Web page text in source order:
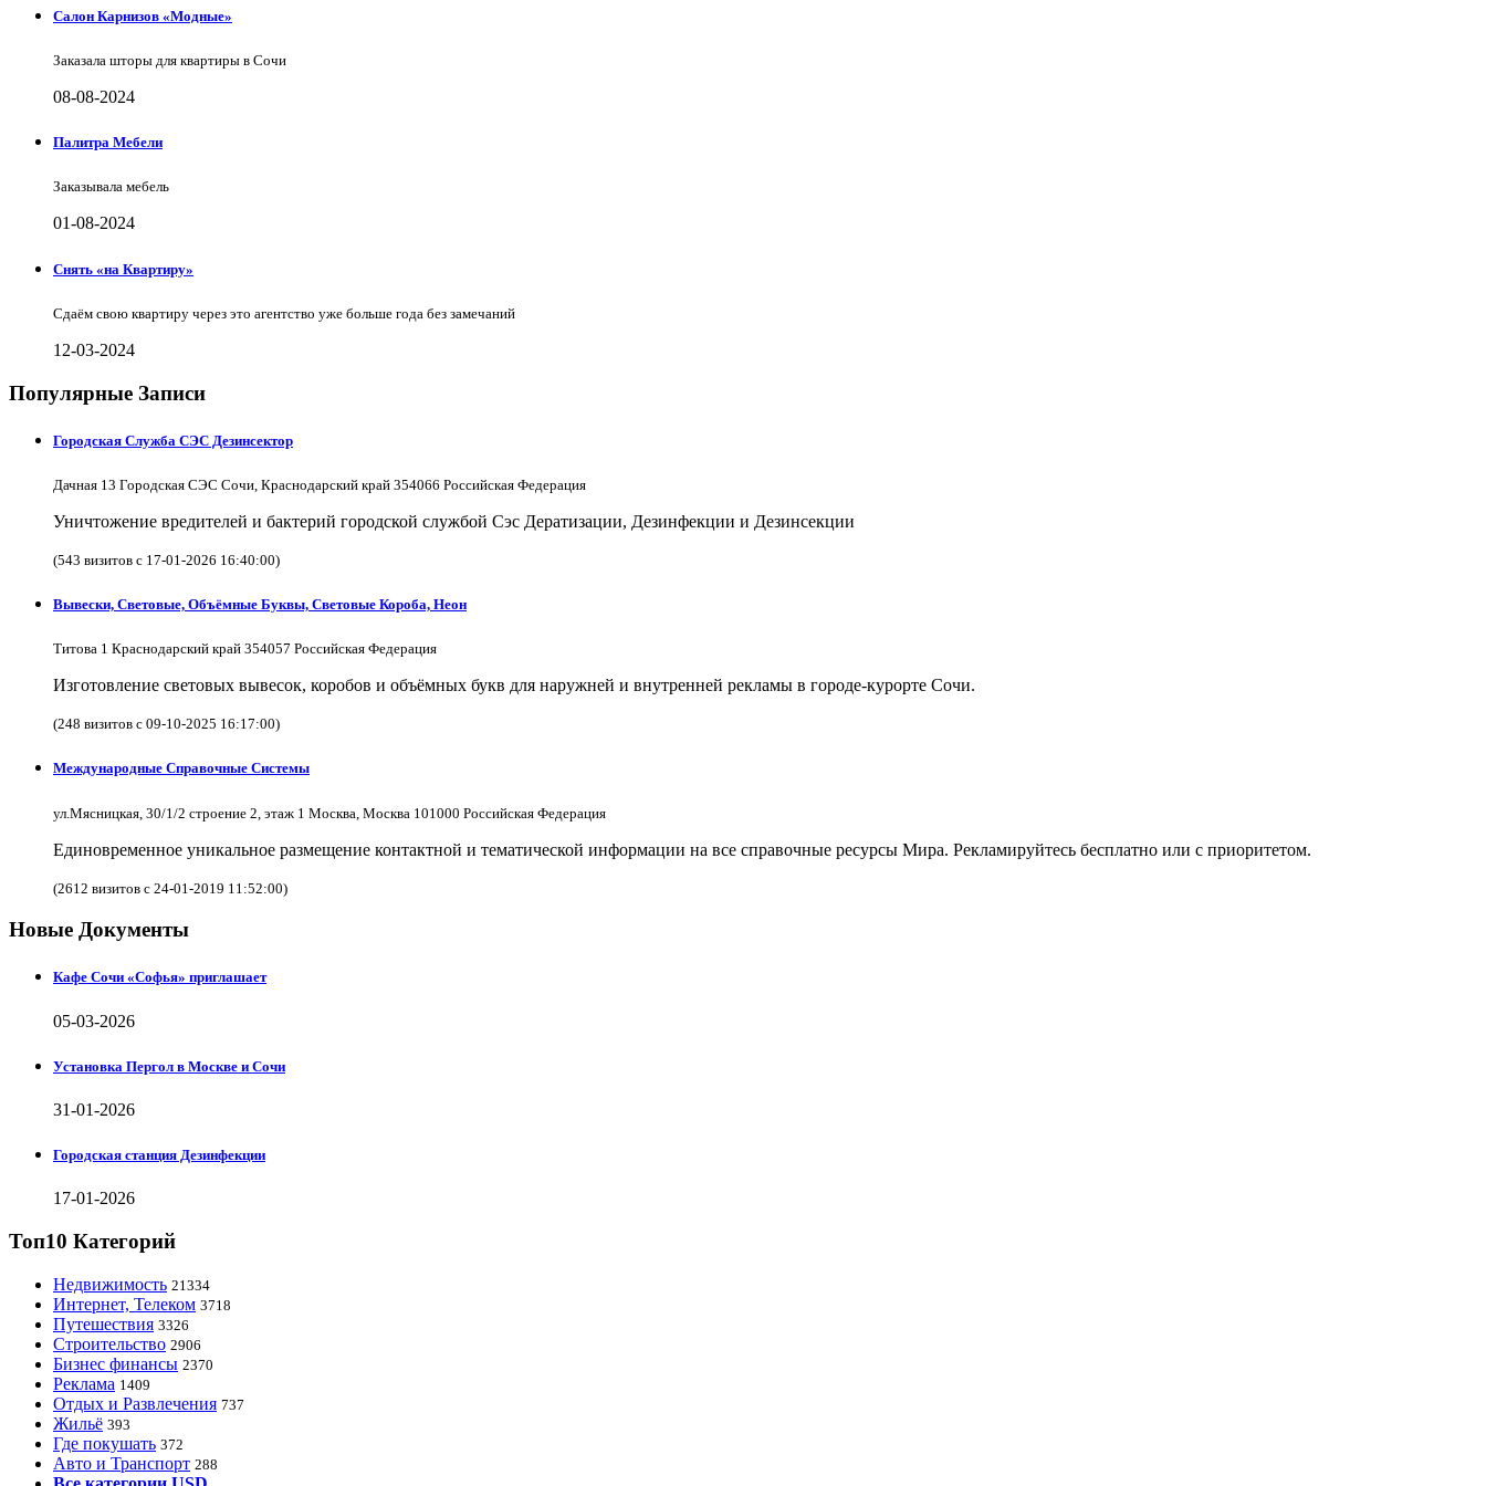
Салон Карнизов «Модные»
Заказала шторы для квартиры в Сочи
08-08-2024
Палитра Мебели
Заказывала мебель
01-08-2024
Снять «на Квартиру»
Сдаём свою квартиру через это агентство уже больше года без замечаний
12-03-2024
Популярные Записи
Городская Служба СЭС Дезинсектор
Дачная 13 Городская СЭС Сочи, Краснодарский край 354066 Российская Федерация
Уничтожение вредителей и бактерий городской службой Сэс Дератизации, Дезинфекции и Дезинсекции
(543 визитов с 17-01-2026 16:40:00)
Вывески, Световые, Объёмные Буквы, Световые Короба, Неон
Титова 1 Краснодарский край 354057 Российская Федерация
Изготовление световых вывесок, коробов и объёмных букв для наружней и внутренней рекламы в городе-курорте Сочи.
(248 визитов с 09-10-2025 16:17:00)
Международные Справочные Системы
ул.Мясницкая, 30/1/2 строение 2, этаж 1 Москва, Москва 101000 Российская Федерация
Единовременное уникальное размещение контактной и тематической информации на все справочные ресурсы Мира. Рекламируйтесь бесплатно или с приоритетом.
(2612 визитов с 24-01-2019 11:52:00)
Новые Документы
Кафе Сочи «Софья» приглашает
05-03-2026
Установка Пергол в Москве и Сочи
31-01-2026
Городская станция Дезинфекции
17-01-2026
Топ10 Категорий
Недвижимость 21334
Интернет, Телеком 3718
Путешествия 3326
Строительство 2906
Бизнес финансы 2370
Реклама 1409
Отдых и Развлечения 737
Жильё 393
Где покушать 372
Авто и Транспорт 288